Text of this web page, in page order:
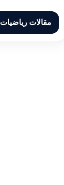
مقالات رياضيات